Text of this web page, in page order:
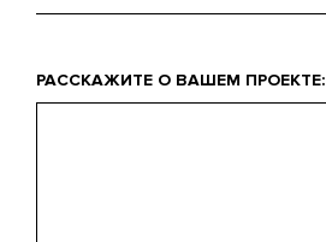
Что
вас
РАССКАЖИТЕ О ВАШЕМ ПРОЕКТЕ: